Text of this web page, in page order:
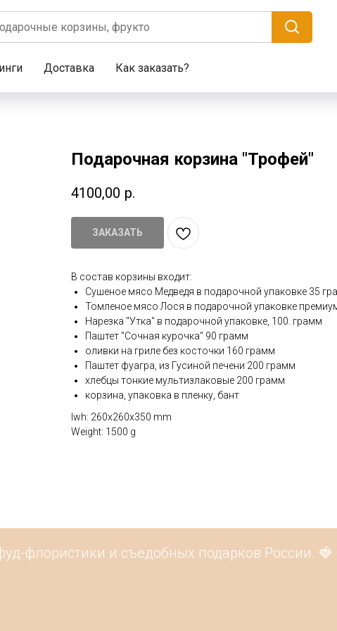
Доставка Как заказать?
Подарочная корзина "Трофей"
4100,00 р.
ЗАКАЗАТЬ
В состав корзины входит:
Сушеное мясо Медведя в подарочной упаковке 35
Томленое мясо Лося в подарочной упаковке
Нарезка "Утка" в подарочной упаковке, 100. грамм
Паштет "Сочная курочка" 90 грамм
оливки на гриле без косточки 160 грамм
Паштет фуагра, из Гусиной печени 200 грамм
хлебцы тонкие мультизлаковые 200 грамм
корзина, упаковка в пленку, бант
lwh: 260x260x350 mm
Weight: 1500 g
флористики и съедобных подарков России.